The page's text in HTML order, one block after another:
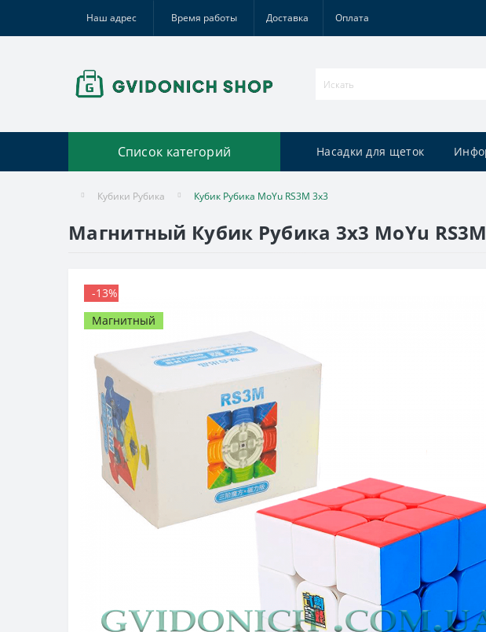
Наш адрес Время работы Доставка Оплата
Список категорий Насадки для щеток
Кубики Рубика Кубик Рубика MoYu RS3M 3х3
Магнитный Кубик Рубика 3х3 MoYu
-13%
Магнитный